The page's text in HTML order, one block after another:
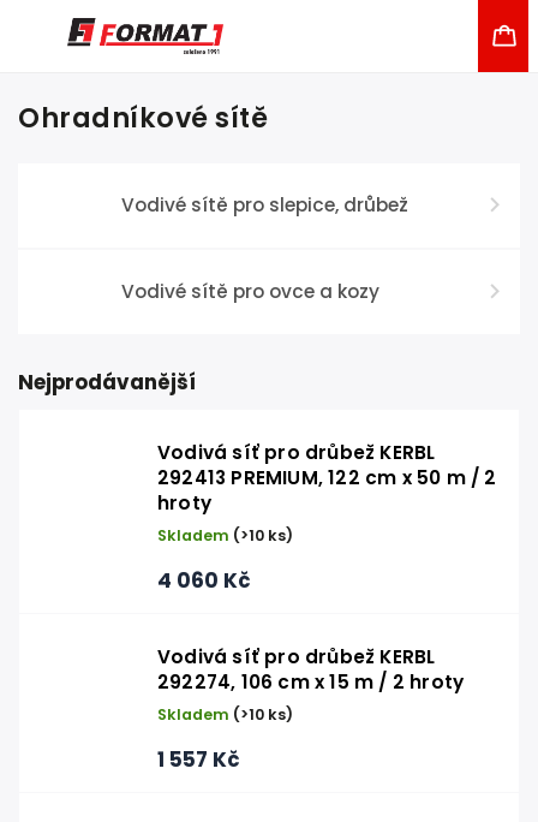
Ohradníkové sítě
Vodivé sítě pro slepice, drůbež
Vodivé sítě pro ovce a kozy
Nejprodávanější
Vodivá síť pro drůbež KERBL
292413 PREMIUM, 122 cm x 50 m / 2
hroty
Skladem (>10 ks)
4 060 Kč
Vodivá síť pro drůbež KERBL
292274, 106 cm x 15 m / 2 hroty
Skladem (>10 ks)
1 557 Kč